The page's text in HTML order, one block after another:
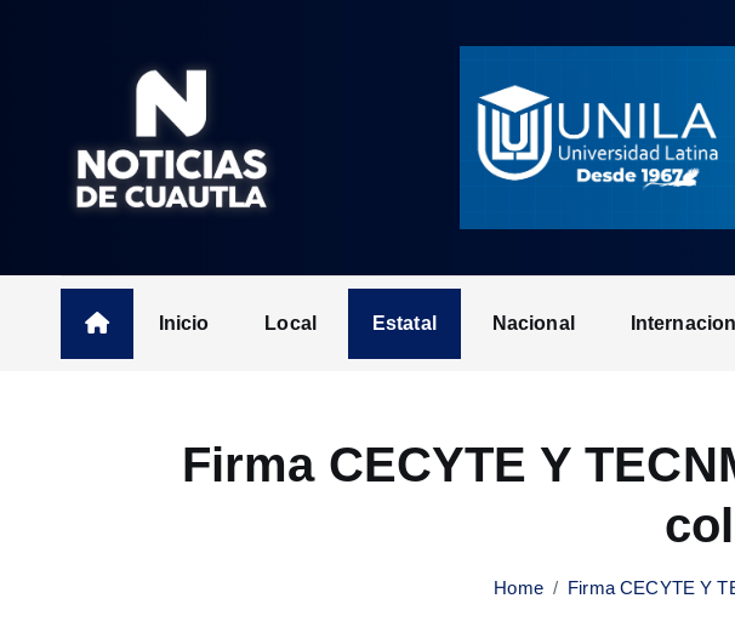
n
Inicio Local Estatal Nacional
Firma CECYTE Y
Home Firma CECYTE Y